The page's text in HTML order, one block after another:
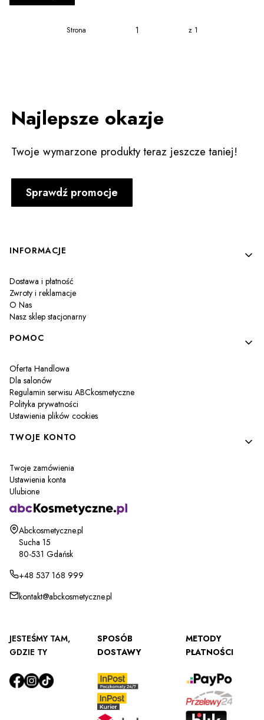
Strona z 1
Najlepsze okazje
Twoje wymarzone produkty teraz jeszcze taniej!
Sprawdź promocje
Linki w stopce
INFORMACJE
Dostawa i płatność
Zwroty i reklamacje
O Nas
Nasz sklep stacjonarny
POMOC
Oferta Handlowa
Dla salonów
Regulamin serwisu ABCkosmetyczne
Polityka prywatności
Ustawienia plików cookies
TWOJE KONTO
Twoje zamówienia
Ustawienia konta
Ulubione
Adres:
Abckosmetyczne.pl
Sucha 15
80-531 Gdańsk
+48 537 168 999
kontakt@abckosmetyczne.pl
JESTEŚMY TAM,
GDZIE TY
SPOSÓB
DOSTAWY
METODY
PŁATNOŚCI